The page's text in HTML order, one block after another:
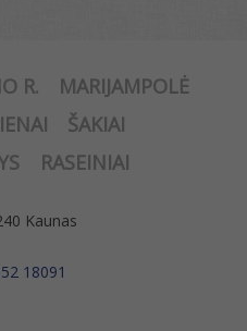
R.
MARIJAMPOLĖ
ŠAKIAI
RASEINIAI
Kaunas
18091